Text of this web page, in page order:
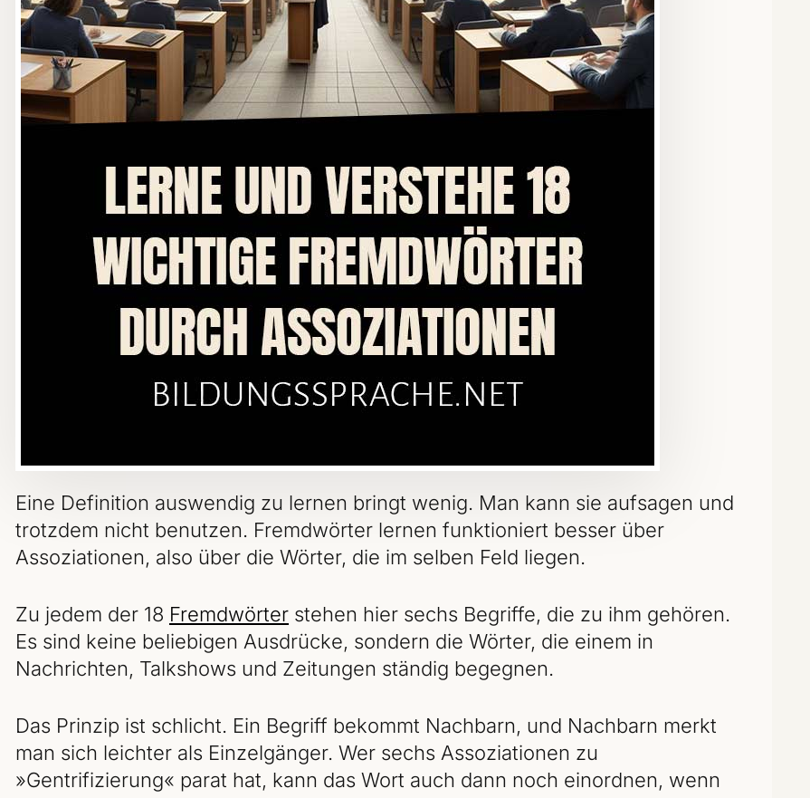
Eine Definition auswendig zu lernen bringt wenig. Man kann sie aufsagen und
trotzdem nicht benutzen. Fremdwörter lernen funktioniert besser über
Assoziationen, also über die Wörter, die im selben Feld liegen.
Zu jedem der 18 Fremdwörter stehen hier sechs Begriffe, die zu ihm gehören.
Es sind keine beliebigen Ausdrücke, sondern die Wörter, die einem in
Nachrichten, Talkshows und Zeitungen ständig begegnen.
Das Prinzip ist schlicht. Ein Begriff bekommt Nachbarn, und Nachbarn merkt
man sich leichter als Einzelgänger. Wer sechs Assoziationen zu
»Gentrifizierung« parat hat, kann das Wort auch dann noch einordnen, wenn